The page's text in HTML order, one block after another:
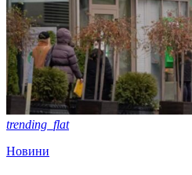
trending_flat
Новини